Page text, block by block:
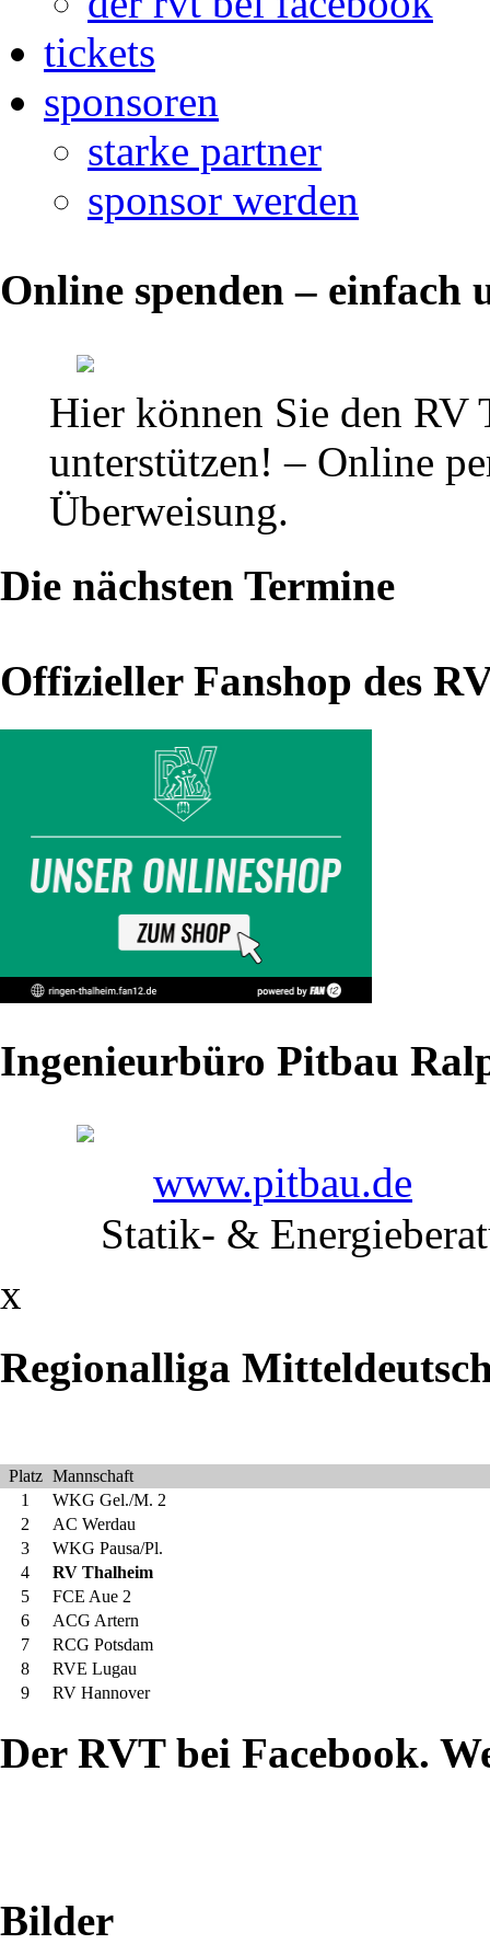
tickets
sponsoren
starke partner
sponsor werden
Online spenden – einfach
Hier können Sie den RV
unterstützen! – Online
Überweisung.
Die nächsten Termine
Offizieller Fanshop des
Ingenieurbüro Pitbau
www.pitbau.de
Statik- &
x
Regionalliga
Platz Mannschaft
1
WKG Gel./M. 2
2
AC Werdau
3
WKG Pausa/Pl.
4
RV Thalheim
5
FCE Aue 2
6
ACG Artern
7
RCG Potsdam
8
RVE Lugau
9
RV Hannover
Der RVT bei Facebook.
Bilder
Bericht
Kampftag:
Thalheim
RV
(20.09.25)
Schlusslicht
der
Matte
gefegt
Beim
Kantersieg
Thalheim
gegen
war
auch
einer
am
Start,
eigentlich
sollte.